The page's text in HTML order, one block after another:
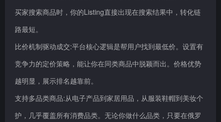
买家搜索商品时，你的Listing直接出现在搜索结果中，转化链
路最短。
比价机制驱动成交:平台核心逻辑是帮用户找到最低价。设置有
竞争力的定价策略，能让你在同类商品中脱颖而出。价格优势
越明显，展示排名越靠前。
支持多品类商品:从电子产品到家居用品，从服装鞋帽到美妆个
护，几乎覆盖所有消费品类。无论你做什么品类，只要在俄罗